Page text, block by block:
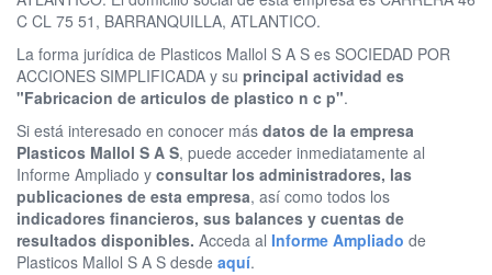
C CL 75 51, BARRANQUILLA, ATLANTICO.
La forma jurídica de Plasticos Mallol S A S es SOCIEDAD POR
ACCIONES SIMPLIFICADA y su principal actividad es
"Fabricacion de articulos de plastico n c p".
Si está interesado en conocer más datos de la empresa
Plasticos Mallol S A S, puede acceder inmediatamente al
Informe Ampliado y consultar los administradores, las
publicaciones de esta empresa, así como todos los
indicadores financieros, sus balances y cuentas de
resultados disponibles. Acceda al Informe Ampliado de
Plasticos Mallol S A S desde aquí.